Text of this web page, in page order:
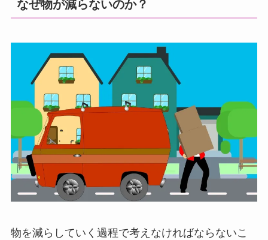
なぜ物が減らないのか？
物を減らしていく過程で考えなければならないこ